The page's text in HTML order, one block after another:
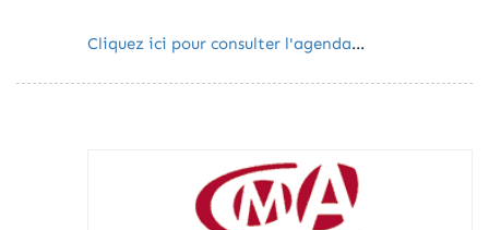
Cliquez ici pour consulter l'agenda...